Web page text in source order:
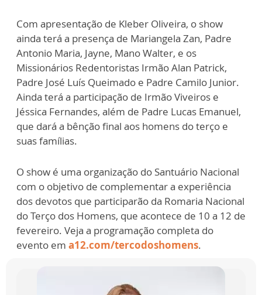
Com apresentação de Kleber Oliveira, o show
ainda terá a presença de Mariangela Zan, Padre
Antonio Maria, Jayne, Mano Walter, e os
Missionários Redentoristas Irmão Alan Patrick,
Padre José Luís Queimado e Padre Camilo Junior.
Ainda terá a participação de Irmão Viveiros e
Jéssica Fernandes, além de Padre Lucas Emanuel,
que dará a bênção final aos homens do terço e
suas famílias.
O show é uma organização do Santuário Nacional
com o objetivo de complementar a experiência
dos devotos que participarão da Romaria Nacional
do Terço dos Homens, que acontece de 10 a 12 de
fevereiro. Veja a programação completa do
evento em a12.com/tercodoshomens.